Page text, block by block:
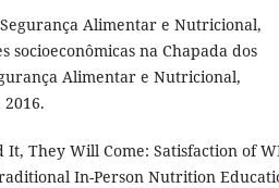
Alimentar e Nutricional,
socioeconômicas na Chapada dos
Alimentar e Nutricional,
2016.
They Will Come: Satisfaction of
In-Person Nutrition